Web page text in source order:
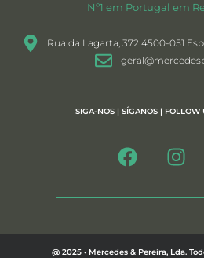
Nº1 em Portugal em
Rua da Lagarta, 372 4500-051
SIGA-NOS | SÍGANOS | FOLLOW
@ 2025 • Mercedes & Pereira, Lda.